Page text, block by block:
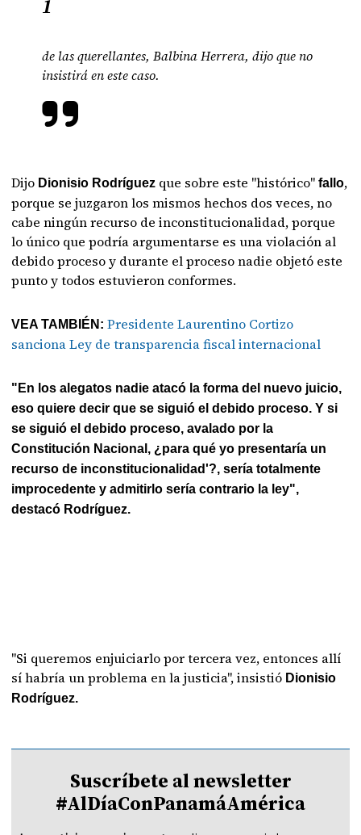
1
de las querellantes, Balbina Herrera, dijo que no
insistirá en este caso.
Dijo Dionisio Rodríguez que sobre este "histórico"fallo,
porque se juzgaron los mismos hechos dos veces, no
cabe ningún recurso de inconstitucionalidad, porque
lo único que podría argumentarse es una violación al
debido proceso y durante el proceso nadie objetó este
punto y todos estuvieron conformes.
VEA TAMBIÉN: Presidente Laurentino Cortizo
sanciona Ley de transparencia fiscal internacional
"En los alegatos nadie atacó la forma del nuevo juicio,
eso quiere decir que se siguió el debido proceso. Y si
se siguió el debido proceso, avalado por la
Constitución Nacional, ¿para qué yo presentaría un
recurso de inconstitucionalidad'?, sería totalmente
improcedente y admitirlo sería contrario la ley",
destacó Rodríguez.
"Si queremos enjuiciarlo por tercera vez, entonces allí
sí habría un problema en la justicia", insistió Dionisio
Rodríguez.
Suscríbete al newsletter
#AlDíaConPanamáAmérica